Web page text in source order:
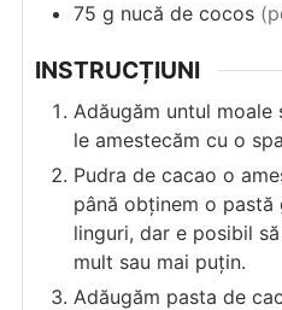
75 g nucă de cocos
INSTRUCȚIUNI
Adăugăm untul
le amestecăm cu o
Pudra de cacao o
până obținem o pastă
linguri, dar e posibil
mult sau mai puțin.
Adăugăm pasta de